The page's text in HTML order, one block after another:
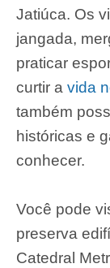
Jatiúca. Os
jangada,
praticar
curtir a vida
também
históricas e
conhecer.
Você pode
preserva
Catedral